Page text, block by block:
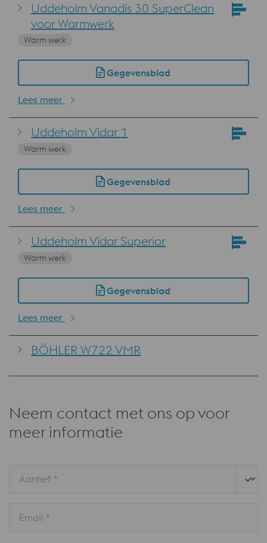
Uddeholm Vanadis 30 SuperClean
voor Warmwerk
Warm werk
Gegevensblad
Lees meer
Uddeholm Vidar 1
Warm werk
Gegevensblad
Lees meer
Uddeholm Vidar Superior
Warm werk
Gegevensblad
Lees meer
BÖHLER W722 VMR
Neem contact met ons op voor
meer informatie
Aanhef *
Email *